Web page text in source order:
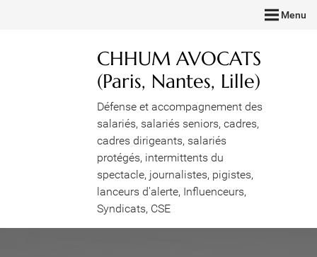
Menu
CHHUM AVOCATS
(Paris, Nantes, Lille)
Défense et accompagnement des
salariés, salariés seniors, cadres,
cadres dirigeants, salariés
protégés, intermittents du
spectacle, journalistes, pigistes,
lanceurs d'alerte, Influenceurs,
Syndicats, CSE